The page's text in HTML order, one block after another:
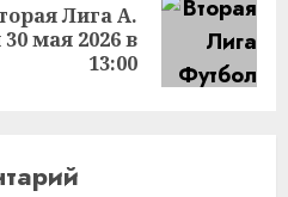
Лига А.
мая 2026 в
13:00